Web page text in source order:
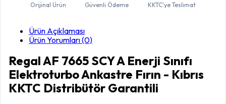
Orijinal Ürün Güvenli Ödeme KKTC'ye Teslimat
Ürün Açıklaması
Ürün Yorumları (0)
Regal AF 7665 SCY A Enerji Sınıfı
Elektroturbo Ankastre Fırın - Kıbrıs
KKTC Distribütör Garantili